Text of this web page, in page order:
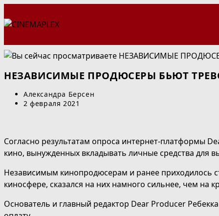
к
НЕЗАВИСИМЫЕ ПРОДЮСЕРЫ БЬЮТ
Автор
записи:
Александра Берсен
Запись
2 февраля 2021
Согласно результатам опроса интернет-платформы
кино, вынужденных вкладывать личные средства для
Независимым кинопродюсерам и ранее приходилось
киносфере, сказался на них намного сильнее, чем на
Основатель и главный редактор Dear Producer